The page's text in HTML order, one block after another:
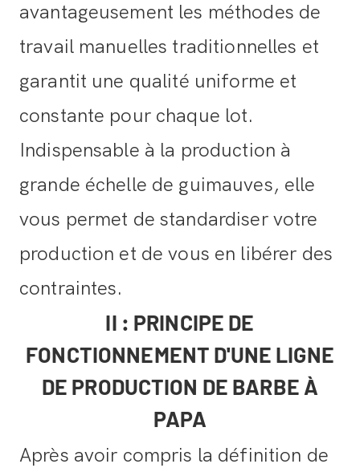
avantageusement les méthodes de
travail manuelles traditionnelles et
garantit une qualité uniforme et
constante pour chaque lot.
Indispensable à la production à
grande échelle de guimauves, elle
vous permet de standardiser votre
production et de vous en libérer des
contraintes.
II : PRINCIPE DE
FONCTIONNEMENT D'UNE LIGNE
DE PRODUCTION DE BARBE À
PAPA
Après avoir compris la définition de